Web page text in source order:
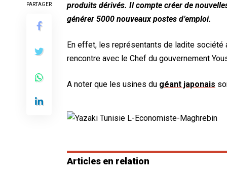
PARTAGER
produits dérivés. Il compte créer de
générer 5000 nouveaux postes d’emploi.
En effet, les représentants de ladite société
rencontre avec le Chef du gouvernement
A noter que les usines du géant japonais
Articles en relation